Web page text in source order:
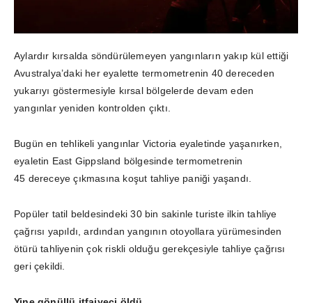
Aylardır kırsalda söndürülemeyen yangınların yakıp kül ettiği
Avustralya’daki her eyalette termometrenin 40 dereceden
yukarıyı göstermesiyle kırsal bölgelerde devam eden
yangınlar yeniden kontrolden çıktı.
Bugün en tehlikeli yangınlar Victoria eyaletinde yaşanırken,
eyaletin East Gippsland bölgesinde termometrenin
45 dereceye çıkmasına koşut tahliye paniği yaşandı.
Popüler tatil beldesindeki 30 bin sakinle turiste ilkin tahliye
çağrısı yapıldı, ardından yangının otoyollara yürümesinden
ötürü tahliyenin çok riskli olduğu gerekçesiyle tahliye çağrısı
geri çekildi.